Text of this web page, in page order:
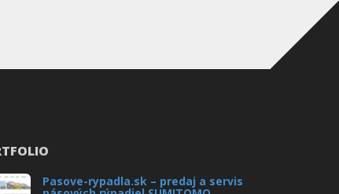
Pasove-rypadla.sk – predaj a servis